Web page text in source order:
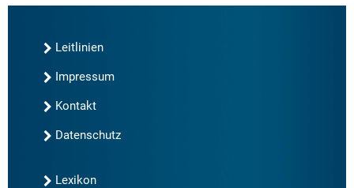
Leitlinien
Impressum
Kontakt
Datenschutz
Lexikon